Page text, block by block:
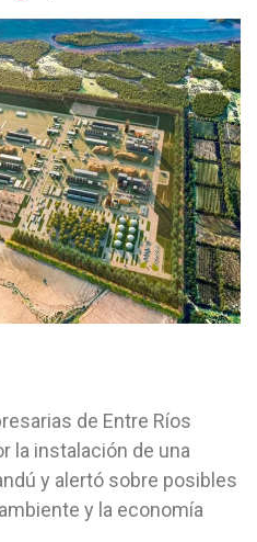
de Entre Ríos
la instalación de una
y alertó sobre posibles
y la economía